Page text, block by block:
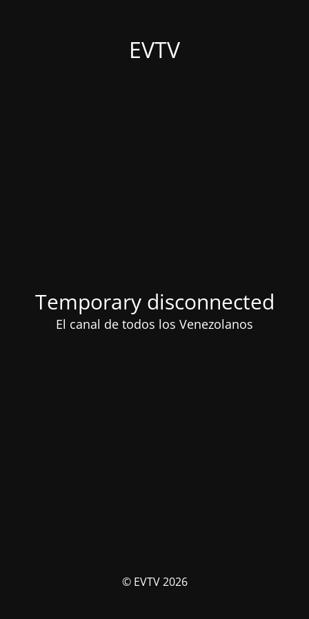
EVTV
Temporary disconnected
El canal de todos los Venezolanos
© EVTV 2026